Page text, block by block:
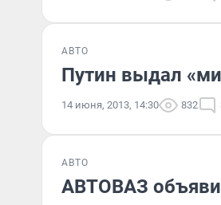
АВТО
Путин выдал
14 июня, 2013, 14:30 832
АВТО
АВТОВАЗ